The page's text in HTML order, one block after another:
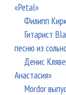
«Petal»
Филипп
Гитарист
песню из
Денис
Анастасия»
Mordor